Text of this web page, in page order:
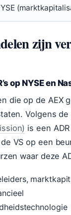
zijn
op NYSE en
die op de AEX
Volgens
is een
VS op een
waar deze